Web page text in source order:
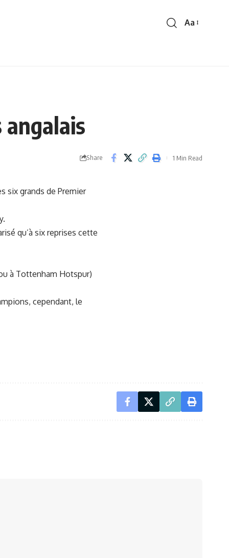
Font
Aa
angalais
Share 1 Min Read
six grands de Premier
qu’à six reprises cette
à Tottenham Hotspur)
cependant, le